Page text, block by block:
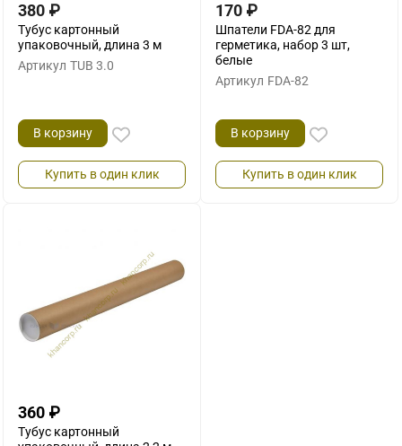
380 ₽
Тубус картонный
упаковочный, длина 3 м
Артикул TUB 3.0
В корзину
Купить в один клик
170 ₽
Шпатели FDA-82 для
герметика, набор 3 шт,
белые
Артикул FDA-82
В корзину
Купить в один клик
360 ₽
Тубус картонный